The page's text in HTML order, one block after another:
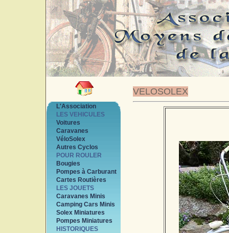
VELOSOLEX
L'Association
LES VEHICULES
Voitures
Caravanes
VéloSolex
Autres Cyclos
POUR ROULER
Bougies
Pompes à Carburant
Cartes Routières
LES JOUETS
Caravanes Minis
Camping Cars Minis
Solex Miniatures
Pompes Miniatures
HISTORIQUES